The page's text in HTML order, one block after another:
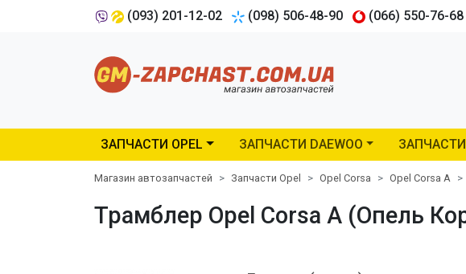
(093) 201-12-02 (098) 506-48-90 (066) 550-76-68
ЗАПЧАСТИ OPEL ЗАПЧАСТИ DAEWOO ЗАПЧАСТИ
Магазин автозапчастей Запчасти Opel Opel Corsa Opel Corsa A
Трамблер Opel Corsa A (Опель